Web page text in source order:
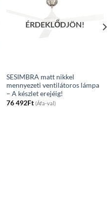
ÉRDEKLŐDJÖN!
SESIMBRA matt nikkel
mennyezeti ventilátoros lámpa
– A készlet erejéig!
76 492Ft (Áfa-val)